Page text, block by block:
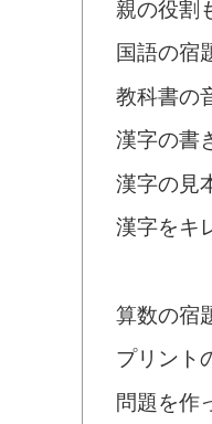
親の役割
国語の宿
教科書の
漢字の書
漢字の見
漢字をキ
算数の宿
プリント
問題を作